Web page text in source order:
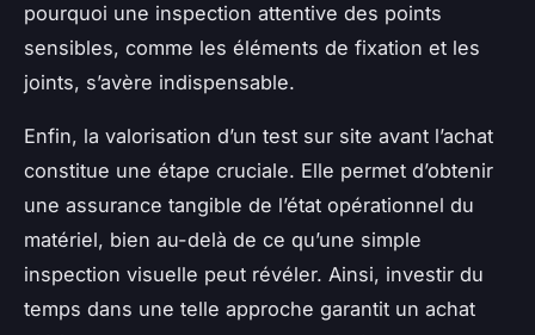
pourquoi une inspection attentive des points
sensibles, comme les éléments de fixation et les
joints, s’avère indispensable.
Enfin, la valorisation d’un test sur site avant l’achat
constitue une étape cruciale. Elle permet d’obtenir
une assurance tangible de l’état opérationnel du
matériel, bien au-delà de ce qu’une simple
inspection visuelle peut révéler. Ainsi, investir du
temps dans une telle approche garantit un achat